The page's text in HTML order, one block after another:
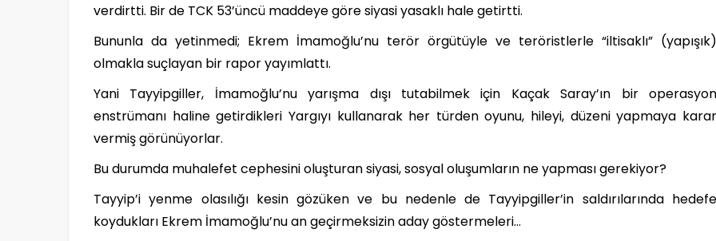
verdirtti. Bir de TCK 53’üncü maddeye göre siyasi yasaklı hale getirtti.
Bununla da yetinmedi; Ekrem İmamoğlu’nu terör örgütüyle ve teröristlerle “iltisaklı” (yapışık)
olmakla suçlayan bir rapor yayımlattı.
Yani Tayyipgiller, İmamoğlu’nu yarışma dışı tutabilmek için Kaçak Saray’ın bir operasyon
enstrümanı haline getirdikleri Yargıyı kullanarak her türden oyunu, hileyi, düzeni yapmaya karar
vermiş görünüyorlar.
Bu durumda muhalefet cephesini oluşturan siyasi, sosyal oluşumların ne yapması gerekiyor?
Tayyip’i yenme olasılığı kesin gözüken ve bu nedenle de Tayyipgiller’in saldırılarında hedefe
koydukları Ekrem İmamoğlu’nu an geçirmeksizin aday göstermeleri…